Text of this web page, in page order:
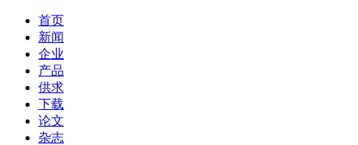
首页
新闻
企业
产品
供求
下载
论文
杂志